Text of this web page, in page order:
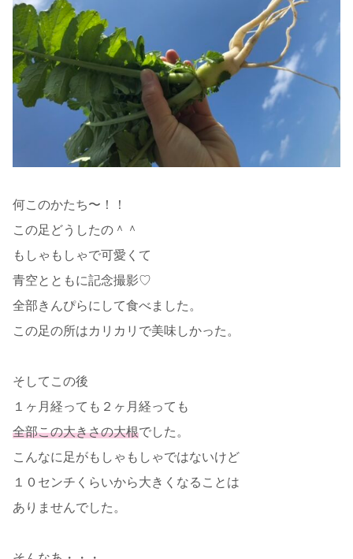
何このかたち〜！！
この足どうしたの＾＾
もしゃもしゃで可愛くて
青空とともに記念撮影♡
全部きんぴらにして食べました。
この足の所はカリカリで美味しかった。
そしてこの後
１ヶ月経っても２ヶ月経っても
全部この大きさの大根でした。
こんなに足がもしゃもしゃではないけど
１０センチくらいから大きくなることは
ありませんでした。